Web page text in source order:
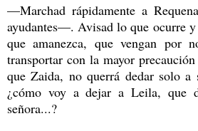
—Marchad rápidamente a
ayudantes—. Avisad lo que ocurre y
que amanezca, que vengan por
transportar con la mayor
que Zaida, no querrá dedar solo
¿cómo voy a dejar a Leila, que
señora...?